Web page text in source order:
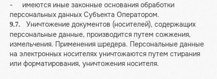
- имеются иные законные основания обработки
персональных данных Субъекта Оператором.
9.7. Уничтожение документов (носителей), содержащих
персональные данные, производится путем сожжения,
измельчения. Применения шредера. Персональные данные
на электронных носителях уничтожаются путем стирания
или форматирования, уничтожения носителя.